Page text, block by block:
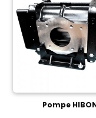
Pompe